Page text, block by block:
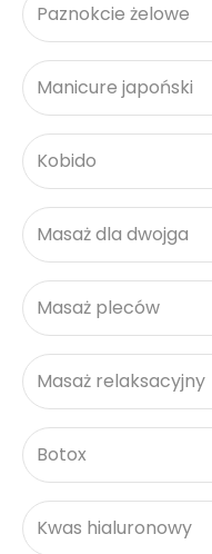
Paznokcie żelowe
Manicure japoński
Kobido
Masaż dla dwojga
Masaż pleców
Masaż relaksacyjny
Botox
Kwas hialuronowy